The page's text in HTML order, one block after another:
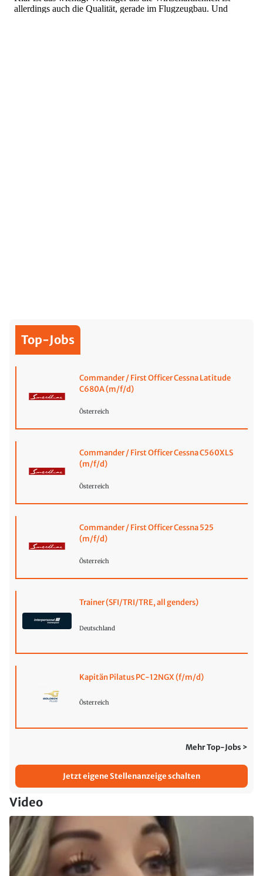
Top-Jobs
Commander / First Officer Cessna Latitude
C680A (m/f/d)
Österreich
Commander / First Officer Cessna C560XLS
(m/f/d)
Österreich
Commander / First Officer Cessna 525
(m/f/d)
Österreich
Trainer (SFI/TRI/TRE, all genders)
Deutschland
Kapitän Pilatus PC-12NGX (f/m/d)
Österreich
Mehr Top-Jobs >
Jetzt eigene Stellenanzeige schalten
Video